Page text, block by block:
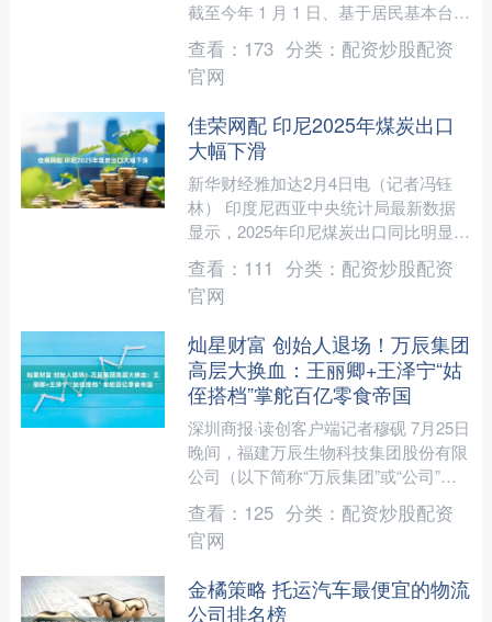
截至今年 1 月 1 日、基于居民基本台账
实施的人口动态调查结果。调查显....
查看： 173 分类： 配资炒股配资
官网
佳荣网配 印尼2025年煤炭出口
大幅下滑
新华财经雅加达2月4日电（记者冯钰
林） 印度尼西亚中央统计局最新数据
显示，2025年印尼煤炭出口同比明显回
落，出口额约244.8亿美元，同比下降
19.70%；出....
查看： 111 分类： 配资炒股配资
官网
灿星财富 创始人退场！万辰集团
高层大换血：王丽卿+王泽宁“姑
侄搭档”掌舵百亿零食帝国
深圳商报·读创客户端记者穆砚 7月25日
晚间，福建万辰生物科技集团股份有限
公司（以下简称“万辰集团”或“公司”）
发布关于董事长辞任、选举董事长、调
整董事会专门委....
查看： 125 分类： 配资炒股配资
官网
金橘策略 托运汽车最便宜的物流
公司排名榜